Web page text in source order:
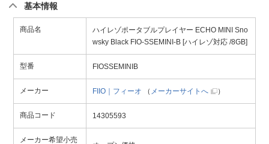
基本情報
商品名
ハイレゾポータブルプレイヤー ECHO MINI Sno
wsky Black FIO-SSEMINI-B [ハイレゾ対応 /8GB]
型番 FIOSSEMINIB
メーカー FIIO｜フィーオ （ メーカーサイトへ ）
商品コード 14305593
メーカー希望小売